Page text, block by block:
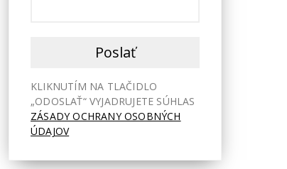
KLIKNUTÍM NA TLAČIDLO
„ODOSLAŤ“ VYJADRUJETE SÚHLAS
ZÁSADY OCHRANY OSOBNÝCH
ÚDAJOV